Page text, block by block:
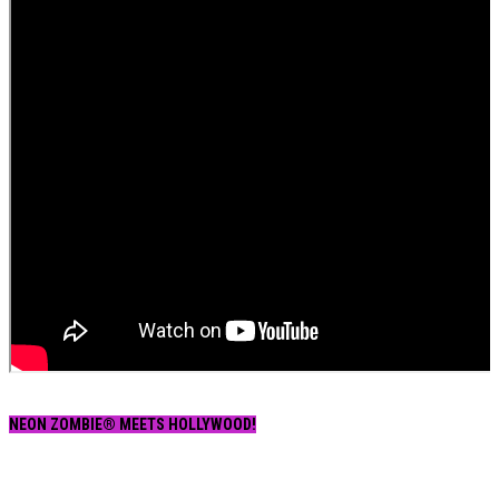
NEON ZOMBIE® MEETS HOLLYWOOD!